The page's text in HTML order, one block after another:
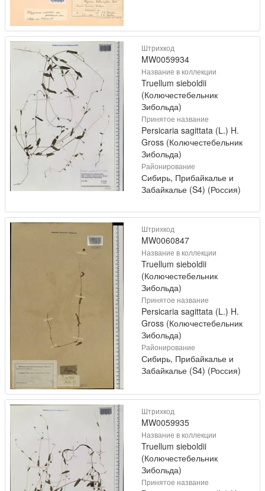
Штрихкод
MW0059934
Название в коллекции
Truellum sieboldii
(Колючестебельник
Зибольда)
Принятое название
Persicaria sagittata (L.) H.
Gross (Колючестебельник
Зибольда)
Районирование
Сибирь, Прибайкалье и
Забайкалье (S4) (Россия)
Штрихкод
MW0060847
Название в коллекции
Truellum sieboldii
(Колючестебельник
Зибольда)
Принятое название
Persicaria sagittata (L.) H.
Gross (Колючестебельник
Зибольда)
Районирование
Сибирь, Прибайкалье и
Забайкалье (S4) (Россия)
Штрихкод
MW0059935
Название в коллекции
Truellum sieboldii
(Колючестебельник
Зибольда)
Принятое название